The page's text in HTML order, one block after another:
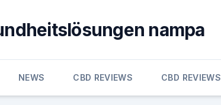
nampa
NEWS CBD REVIEWS CBD REVIEWS